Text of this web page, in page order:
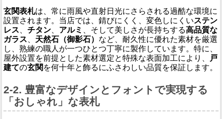
玄関表札は、常に雨風や直射日光にさらされる過酷な環境に
設置されます。当店では、錆びにくく、変色しにくいステン
レス
チタン アルミ 、そして美しさが長持ちする高品質な
ガラス
天然石（御影石） など、耐久性に優れた素材を厳選
し、熟練の職人が一つひとつ丁寧に製作しています。特に、
屋外設置を前提とした素材選定と特殊な表面加工により、
戸
建ての玄関 を何十年と飾るにふさわしい品質を保証します。
2-2. 豊富なデザインとフォントで実現する
「おしゃれ」な表札